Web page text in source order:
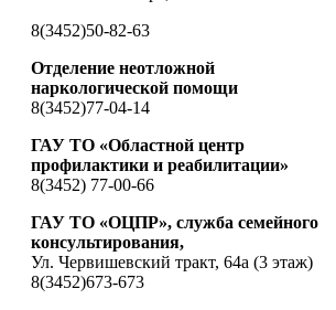
8(3452)50-82-63
Отделение неотложной
наркологической помощи
8(3452)77-04-14
ГАУ ТО «Областной центр
профилактики и реабилитации»
8(3452) 77-00-66
ГАУ ТО «ОЦПР», служба семейного
консультирования,
Ул. Червишевский тракт, 64а (3 этаж)
8(3452)673-673